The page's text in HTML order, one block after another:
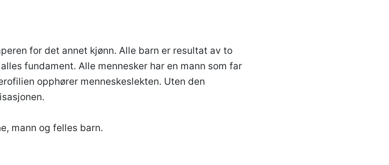
for det annet kjønn. Alle barn er resultat av to
fundament. Alle mennesker har en mann som far
opphører menneskeslekten. Uten den
mann og felles barn.